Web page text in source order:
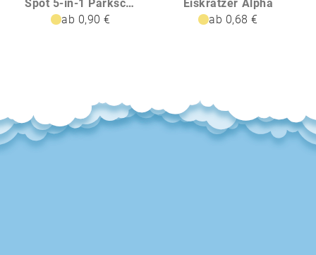
Spot 5-in-1 Parkscheibe
ab 0,90 €
Eiskratzer Alpha
ab 0,68 €